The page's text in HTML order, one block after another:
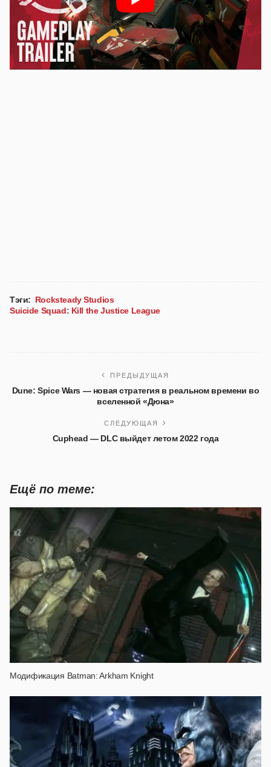
Тэги: Rocksteady Studios
Suicide Squad: Kill the Justice League
ПРЕДЫДУЩАЯ
Dune: Spice Wars — новая стратегия в реальном времени во
вселенной «Дюна»
СЛЕДУЮЩАЯ
Cuphead — DLC выйдет летом 2022 года
Ещё по теме:
Модификация Batman: Arkham Knight